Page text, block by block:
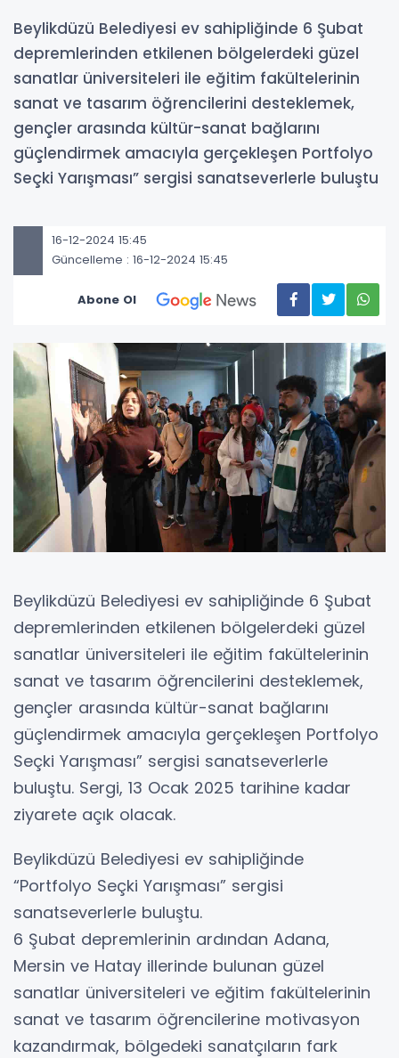
Beylikdüzü Belediyesi ev sahipliğinde 6 Şubat
depremlerinden etkilenen bölgelerdeki güzel
sanatlar üniversiteleri ile eğitim fakültelerinin
sanat ve tasarım öğrencilerini desteklemek,
gençler arasında kültür-sanat bağlarını
güçlendirmek amacıyla gerçekleşen Portfolyo
Seçki Yarışması” sergisi sanatseverlerle buluştu
16-12-2024 15:45
Güncelleme : 16-12-2024 15:45
Abone Ol
Beylikdüzü Belediyesi ev sahipliğinde 6 Şubat
depremlerinden etkilenen bölgelerdeki güzel
sanatlar üniversiteleri ile eğitim fakültelerinin
sanat ve tasarım öğrencilerini desteklemek,
gençler arasında kültür-sanat bağlarını
güçlendirmek amacıyla gerçekleşen Portfolyo
Seçki Yarışması” sergisi sanatseverlerle
buluştu. Sergi, 13 Ocak 2025 tarihine kadar
ziyarete açık olacak.
Beylikdüzü Belediyesi ev sahipliğinde
“Portfolyo Seçki Yarışması” sergisi
sanatseverlerle buluştu.
6 Şubat depremlerinin ardından Adana,
Mersin ve Hatay illerinde bulunan güzel
sanatlar üniversiteleri ve eğitim fakültelerinin
sanat ve tasarım öğrencilerine motivasyon
kazandırmak, bölgedeki sanatçıların fark